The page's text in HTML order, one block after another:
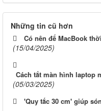
Những tin cũ hơn
Có nên để MacBook
(15/04/2025)
Cách tắt màn hình laptop
(05/03/2025)
'Quy tắc 30 cm' giúp